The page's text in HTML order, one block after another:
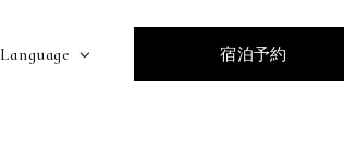
Language 宿泊予約